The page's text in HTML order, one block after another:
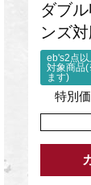
ダブ
ンズ
eb's2点
対象商品
ます)
特別